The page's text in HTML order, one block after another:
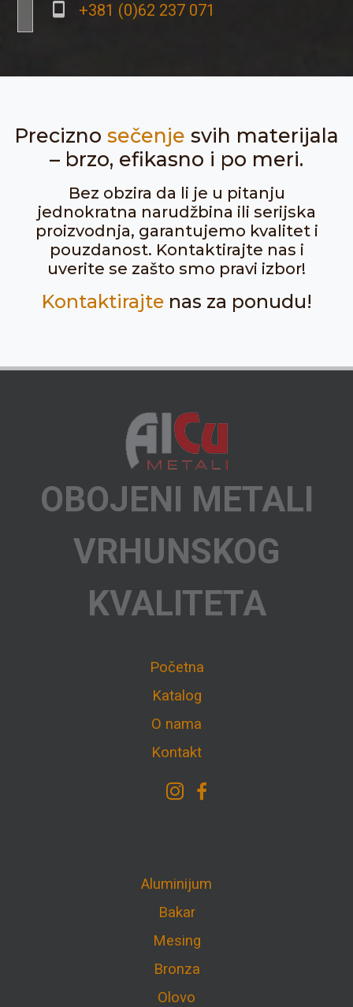
+381 (0)62 237 071
Precizno sečenje svih materijala
– brzo, efikasno i po meri.
Bez obzira da li je u pitanju
jednokratna narudžbina ili serijska
proizvodnja, garantujemo kvalitet i
pouzdanost. Kontaktirajte nas i
uverite se zašto smo pravi izbor!
Kontaktirajtenas za ponudu!
OBOJENI METALI
VRHUNSKOG
KVALITETA
Početna
Katalog
O nama
Kontakt
Aluminijum
Bakar
Mesing
Bronza
Olovo